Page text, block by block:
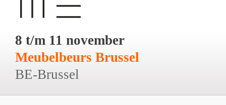
8 t/m 11 november
Meubelbeurs Brussel
BE-Brussel